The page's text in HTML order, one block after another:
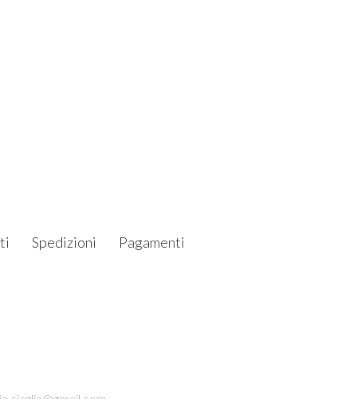
Spedizioni Pagamenti